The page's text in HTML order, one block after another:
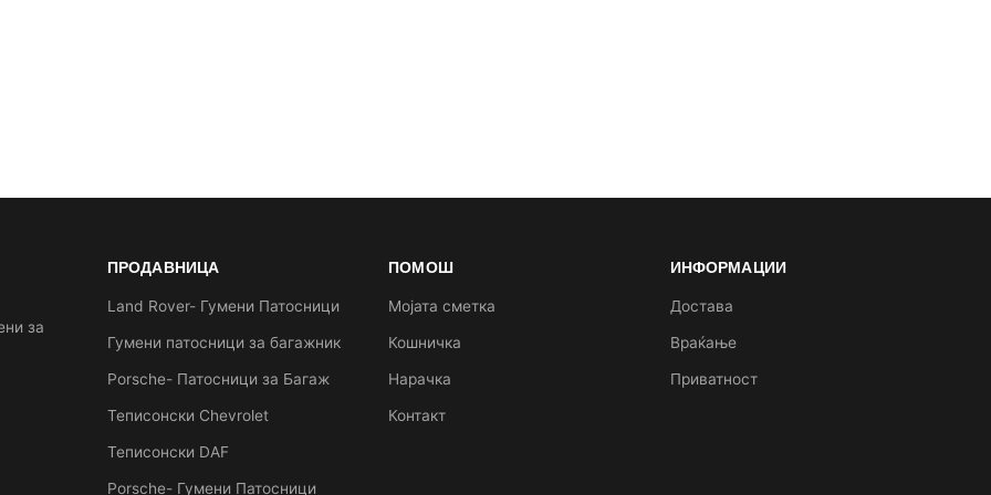
за
ПРОДАВНИЦА
Land Rover- Гумени Патосници
Гумени патосници за багажник
Porsche- Патосници за Багаж
Теписонски Chevrolet
Теписонски DAF
Porsche- Гумени Патосници
ПОМОШ
Мојата сметка
Кошничка
Нарачка
Контакт
ИНФОРМАЦИИ
Достава
Враќање
Приватност